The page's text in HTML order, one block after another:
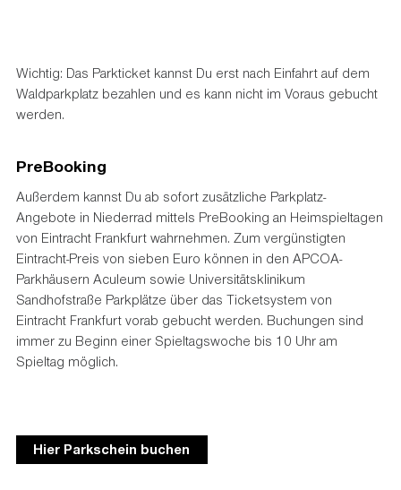
Wichtig: Das Parkticket kannst Du erst nach Einfahrt auf dem
Waldparkplatz bezahlen und es kann nicht im Voraus gebucht
werden.
PreBooking
Außerdem kannst Du ab sofort zusätzliche Parkplatz-
Angebote in Niederrad mittels PreBooking an Heimspieltagen
von Eintracht Frankfurt wahrnehmen. Zum vergünstigten
Eintracht-Preis von sieben Euro können in den APCOA-
Parkhäusern Aculeum sowie Universitätsklinikum
Sandhofstraße Parkplätze über das Ticketsystem von
Eintracht Frankfurt vorab gebucht werden. Buchungen sind
immer zu Beginn einer Spieltagswoche bis 10 Uhr am
Spieltag möglich.
Hier Parkschein buchen